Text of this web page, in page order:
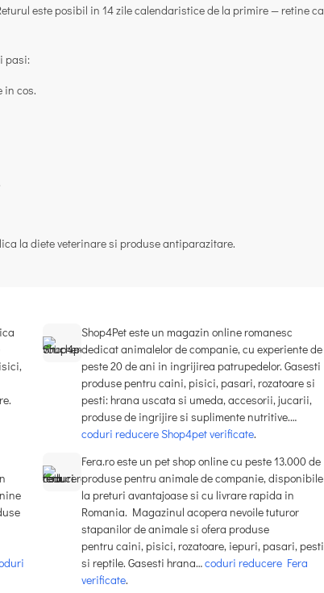
este posibil in 14 zile calendaristice de la primire— retine ca
pasi:
in cos.
la diete veterinare si produse antiparazitare.
Shop4Pet este un magazin online romanesc
dedicat animalelor de companie, cu experiente de
peste 20 de ani in ingrijirea patrupedelor. Gasesti
produse pentru caini, pisici, pasari, rozatoare si
pesti: hrana uscata si umeda, accesorii, jucarii,
produse de ingrijire si suplimente nutritive.…
coduri reducere Shop4pet verificate.
Fera.ro este un pet shop online cu peste 13.000 de
produse pentru animale de companie, disponibile
la preturi avantajoase si cu livrare rapida in
Romania. Magazinul acopera nevoile tuturor
stapanilor de animale si ofera produse
pentru caini, pisici, rozatoare, iepuri, pasari, pesti
si reptile. Gasesti hrana…coduri reducere Fera
verificate.